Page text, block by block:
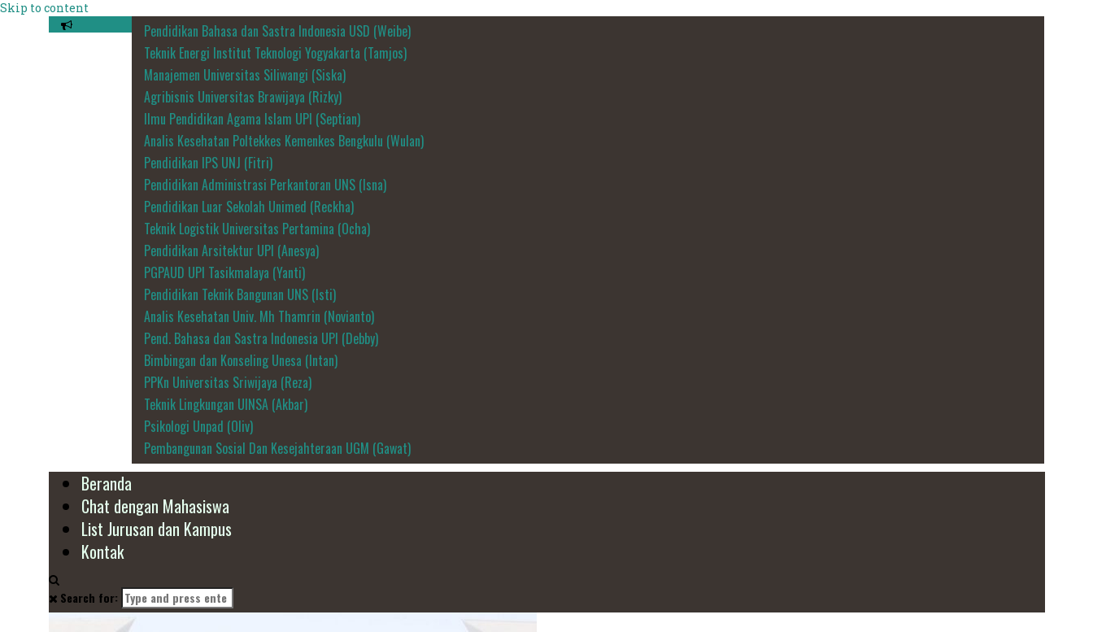
Skip to content
Pendidikan Bahasa dan Sastra Indonesia USD (Weibe)
Teknik Energi Institut Teknologi Yogyakarta (Tamjos)
Manajemen Universitas Siliwangi (Siska)
Agribisnis Universitas Brawijaya (Rizky)
Ilmu Pendidikan Agama Islam UPI (Septian)
Analis Kesehatan Poltekkes Kemenkes Bengkulu (Wulan)
Pendidikan IPS UNJ (Fitri)
Pendidikan Administrasi Perkantoran UNS (Isna)
Pendidikan Luar Sekolah Unimed (Reckha)
Teknik Logistik Universitas Pertamina (Ocha)
Pendidikan Arsitektur UPI (Anesya)
PGPAUD UPI Tasikmalaya (Yanti)
Pendidikan Teknik Bangunan UNS (Isti)
Analis Kesehatan Univ. Mh Thamrin (Novianto)
Pend. Bahasa dan Sastra Indonesia UPI (Debby)
Bimbingan dan Konseling Unesa (Intan)
PPKn Universitas Sriwijaya (Reza)
Teknik Lingkungan UINSA (Akbar)
Psikologi Unpad (Oliv)
Pembangunan Sosial Dan Kesejahteraan UGM (Gawat)
Beranda
Chat dengan Mahasiswa
List Jurusan dan Kampus
Kontak
Search for: